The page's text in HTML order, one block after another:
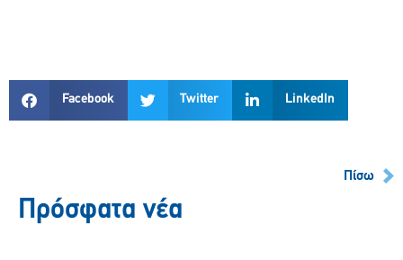
Facebook Twitter LinkedIn
Πίσω
Πρόσφατα νέα